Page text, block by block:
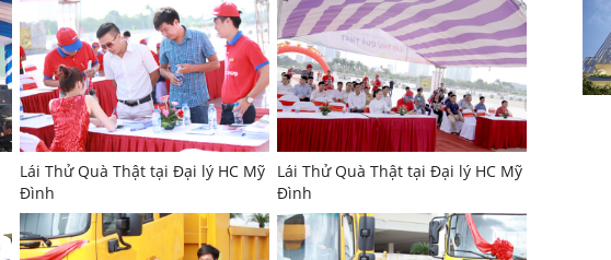
Lái Thử Quà Thật tại Đại lý HC Mỹ
Đình
Lái Thử Quà Thật tại Đại lý HC Mỹ
Đình